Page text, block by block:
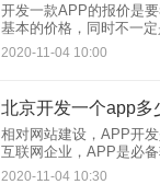
开发一款APP的报价是
基本的价格，同时不一定
而言之，APP的开发价
钱？就直接告诉你多少的
2020-11-04 10:00
相对网站建设，APP开
互联网企业，APP是必
直接会影响到后面的运
自主开发还是找开发公司
2020-11-04 10:30